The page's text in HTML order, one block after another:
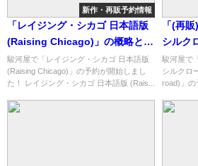
新作・再販予約情報
「レイジング・シカゴ 日本語版
(Raising Chicago)」の概略と予
約購入可能なショップ紹介！
駿河屋で「レイジング・シカゴ 日本語版
(Raising Chicago)」の予約が開始しまし
た！ レイジング・シカゴ 日本語版 (Rais...
「(再
シルク
と予約
介！
駿河屋で
シルクロ
road)」の